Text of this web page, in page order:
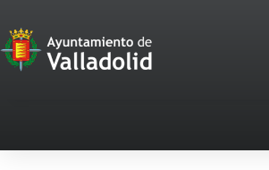
Portal
de
navegación